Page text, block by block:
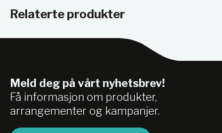
Relaterte produkter
Meld deg på vårt nyhetsbrev!
Få informasjon om produkter,
arrangementer og kampanjer.